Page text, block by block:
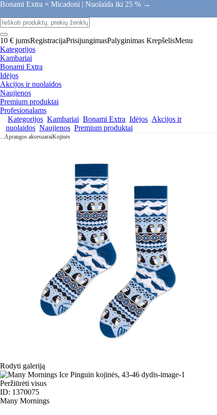
Bonami Extra × Micadoni | Nuolaida iki 25 % →
10 € jumsRegistracijaPrisijungimasPalyginimas KrepšelisMenu
Kategorijos
Kambariai
Bonami Extra
Idėjos
Akcijos ir nuolaidos
Naujienos
Premium produktai
Profesionalams
Kategorijos Kambariai Bonami Extra Idėjos Akcijos ir
nuolaidos Naujienos Premium produktai
...Aprangos aksesuaraiKojinės
Rodyti galeriją
Peržiūrėti visus
ID: 1370075
Many Mornings